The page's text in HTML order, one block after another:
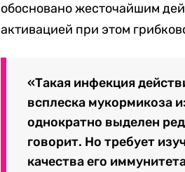
обосновано жесточайшим
активацией при этом
«Такая инфекция
всплеска мукормикоза
однократно выделен
говорит. Но требует
качества его